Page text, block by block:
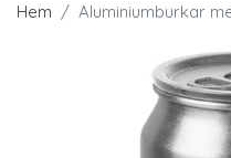
Hem Aluminiumburkar